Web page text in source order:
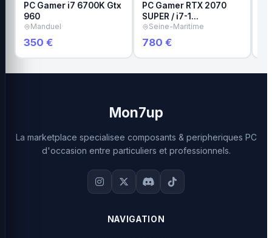
PC Gamer i7 6700K Gtx
960
Manduel
350 €
PC Gamer RTX 2070
SUPER / i7-1…
Seine-Maritime
780 €
Mon7up
La marketplace specialisee composants & peripheriques PC
d'occasion entre particuliers et professionnels.
NAVIGATION